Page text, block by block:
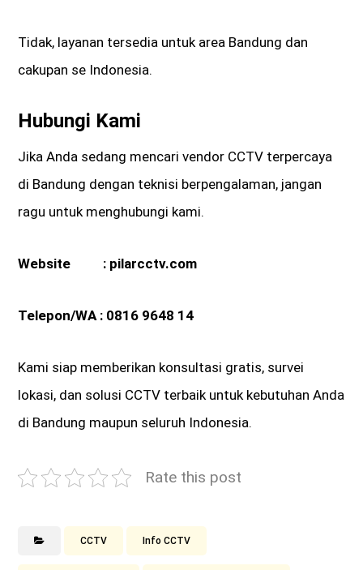
Tidak, layanan tersedia untuk area Bandung dan
cakupan se Indonesia.
Hubungi Kami
Jika Anda sedang mencari vendor CCTV terpercaya
di Bandung dengan teknisi berpengalaman, jangan
ragu untuk menghubungi kami.
Website : pilarcctv.com
Telepon/WA : 0816 9648 14
Kami siap memberikan konsultasi gratis, survei
lokasi, dan solusi CCTV terbaik untuk kebutuhan Anda
di Bandung maupun seluruh Indonesia.
Rate this post
CCTV Info CCTV